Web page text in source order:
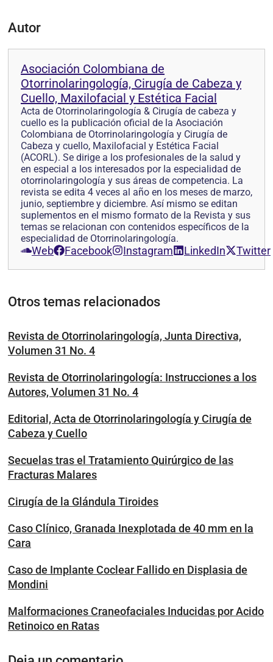
Autor
Asociación Colombiana de
Otorrinolaringología, Cirugía de Cabeza y
Cuello, Maxilofacial y Estética Facial
Acta de Otorrinolaringología & Cirugía de cabeza y
cuello es la publicación oficial de la Asociación
Colombiana de Otorrinolaringología y Cirugía de
Cabeza y cuello, Maxilofacial y Estética Facial
(ACORL). Se dirige a los profesionales de la salud y
en especial a los interesados por la especialidad de
otorrinolaringología y sus áreas de competencia. La
revista se edita 4 veces al año en los meses de marzo,
junio, septiembre y diciembre. Así mismo se editan
suplementos en el mismo formato de la Revista y sus
temas se relacionan con contenidos específicos de la
especialidad de Otorrinolaringología.
Web Facebook Instagram LinkedIn Twitter
Otros temas relacionados
Revista de Otorrinolaringología, Junta Directiva,
Volumen 31 No. 4
Revista de Otorrinolaringología: Instrucciones a los
Autores, Volumen 31 No. 4
Editorial, Acta de Otorrinolaringología y Cirugía de
Cabeza y Cuello
Secuelas tras el Tratamiento Quirúrgico de las
Fracturas Malares
Cirugía de la Glándula Tiroides
Caso Clínico, Granada Inexplotada de 40 mm en la
Cara
Caso de Implante Coclear Fallido en Displasia de
Mondini
Malformaciones Craneofaciales Inducidas por Acido
Retinoico en Ratas